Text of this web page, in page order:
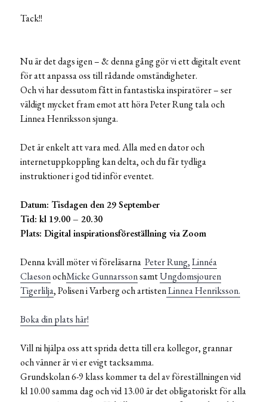
Tack!!
Nu är det dags igen – & denna gång gör vi ett digitalt event
för att anpassa oss till rådande omständigheter.
Och vi har dessutom fått in fantastiska inspiratörer – ser
väldigt mycket fram emot att höra Peter Rung tala och
Linnea Henriksson sjunga.
Det är enkelt att vara med. Alla med en dator och
internetuppkoppling kan delta, och du får tydliga
instruktioner i god tid inför eventet.
Datum: Tisdagen den 29 September
Tid: kl 19.00 – 20.30
Plats: Digital inspirationsföreställning via Zoom
Denna kväll möter vi föreläsarna Peter Rung,Linnéa
ClaesonochMicke GunnarssonsamtUngdomsjouren
Tigerlilja, Polisen i Varberg och artistenLinnea Henriksson.
Boka din plats här!
Vill ni hjälpa oss att sprida detta till era kollegor, grannar
och vänner är vi er evigt tacksamma.
Grundskolan 6-9 klass kommer ta del av föreställningen vid
kl 10.00 samma dag och vid 13.00 är det obligatoriskt för alla